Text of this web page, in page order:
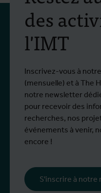
formation
lutte
virus du Nil
Du 6 au 17 juillet
de l'Unité
participé à un
spécialisé chez
Grèce, grâce au
mobilité Erasmus+.
des
l'IMT
Inscrivez-vous à
(mensuelle) et à The
notre newsletter
pour recevoir des
recherches, nos
événements à venir,
encore !
S'inscrire à notre